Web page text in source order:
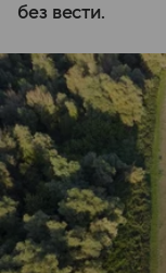
без вести.